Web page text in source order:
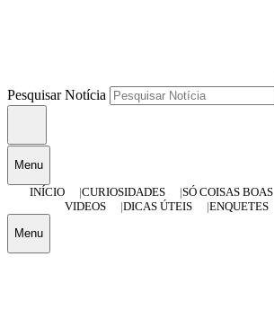
Pesquisar Notícia
Menu
INÍCIO
CURIOSIDADES SÓ COISAS BOAS
VIDEOS
DICAS ÚTEIS ENQUETES
Menu